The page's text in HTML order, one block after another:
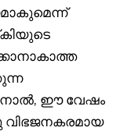
ഈ വേഷം